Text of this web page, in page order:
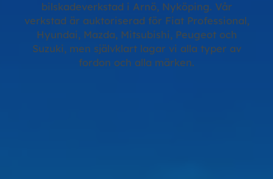
bilskadeverkstad i Arnö, Nyköping. Vår
verkstad är auktoriserad för Fiat Professional,
Hyundai, Mazda, Mitsubishi, Peugeot och
Suzuki, men självklart lagar vi alla typer av
fordon och alla märken.